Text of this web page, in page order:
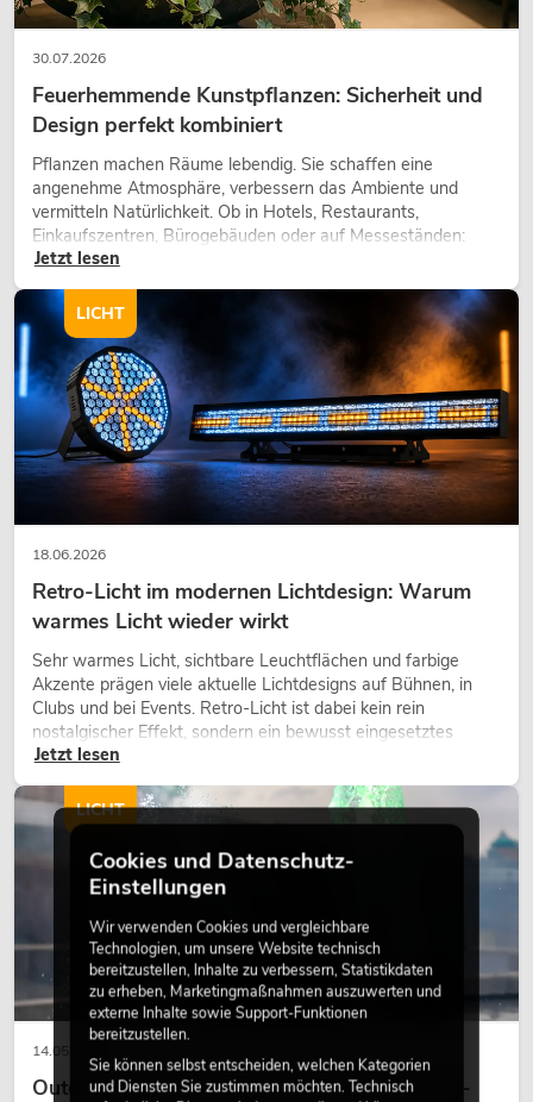
30.07.2026
Feuerhemmende Kunstpflanzen: Sicherheit und
Design perfekt kombiniert
Pflanzen machen Räume lebendig. Sie schaffen eine
angenehme Atmosphäre, verbessern das Ambiente und
vermitteln Natürlichkeit. Ob in Hotels, Restaurants,
Einkaufszentren, Bürogebäuden oder auf Messeständen:
eine hochwertige Begrünung gehört heute längst zum
Jetzt lesen
18.06.2026
Retro-Licht im modernen Lichtdesign: Warum
warmes Licht wieder wirkt
Sehr warmes Licht, sichtbare Leuchtflächen und farbige
Akzente prägen viele aktuelle Lichtdesigns auf Bühnen, in
Clubs und bei Events. Retro-Licht ist dabei kein rein
nostalgischer Effekt, sondern ein bewusst eingesetztes
Gestaltungsmittel: Es schafft Atmosphäre, gibt Szenen
wirken lassen.
Jetzt lesen
LICHT
14.05.2026
Outdoor Moving-Heads: Wetterfeste Moving-
LICHT
Cookies und Datenschutz-
Einstellungen
Wir verwenden Cookies und vergleichbare
Technologien, um unsere Website technisch
bereitzustellen, Inhalte zu verbessern, Statistikdaten
zu erheben, Marketingmaßnahmen auszuwerten und
externe Inhalte sowie Support-Funktionen
bereitzustellen.
Sie können selbst entscheiden, welchen Kategorien
und Diensten Sie zustimmen möchten. Technisch